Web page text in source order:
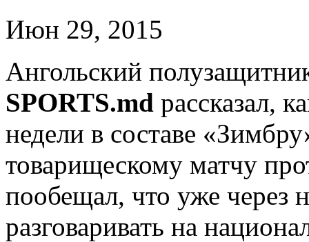
Июн 29, 2015
Ангольский
SPORTS.md рассказал,
недели в составе
товарищескому матчу
пообещал, что уже через
разговаривать на